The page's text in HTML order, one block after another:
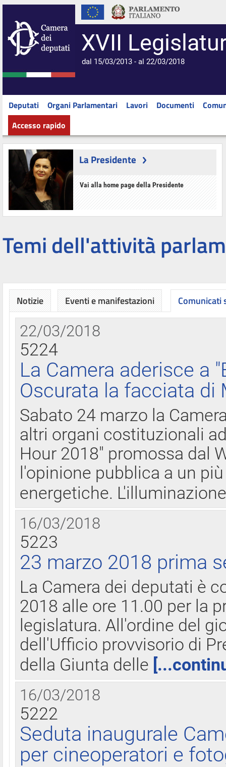
XVII
dal 15/03/2013 - al 22/03/2018
Deputati Organi Parlamentari Lavori Documenti
Accesso rapido
La Presidente
Vai alla home page della Presidente
Temi dell'attività
Notizie Eventi e manifestazioni Comunicati
22/03/2018
5224
La Camera aderisce a
Oscurata la facciata di
Sabato 24 marzo la
altri organi costituzionali
Hour 2018" promossa dal
l'opinione pubblica a un
energetiche.
16/03/2018
5223
23 marzo 2018 prima
La Camera dei deputati è
2018 alle ore 11.00 per la
legislatura. All'ordine del
dell'Ufficio provvisorio di
della Giunta delle
16/03/2018
5222
Seduta inaugurale
per cineoperatori e